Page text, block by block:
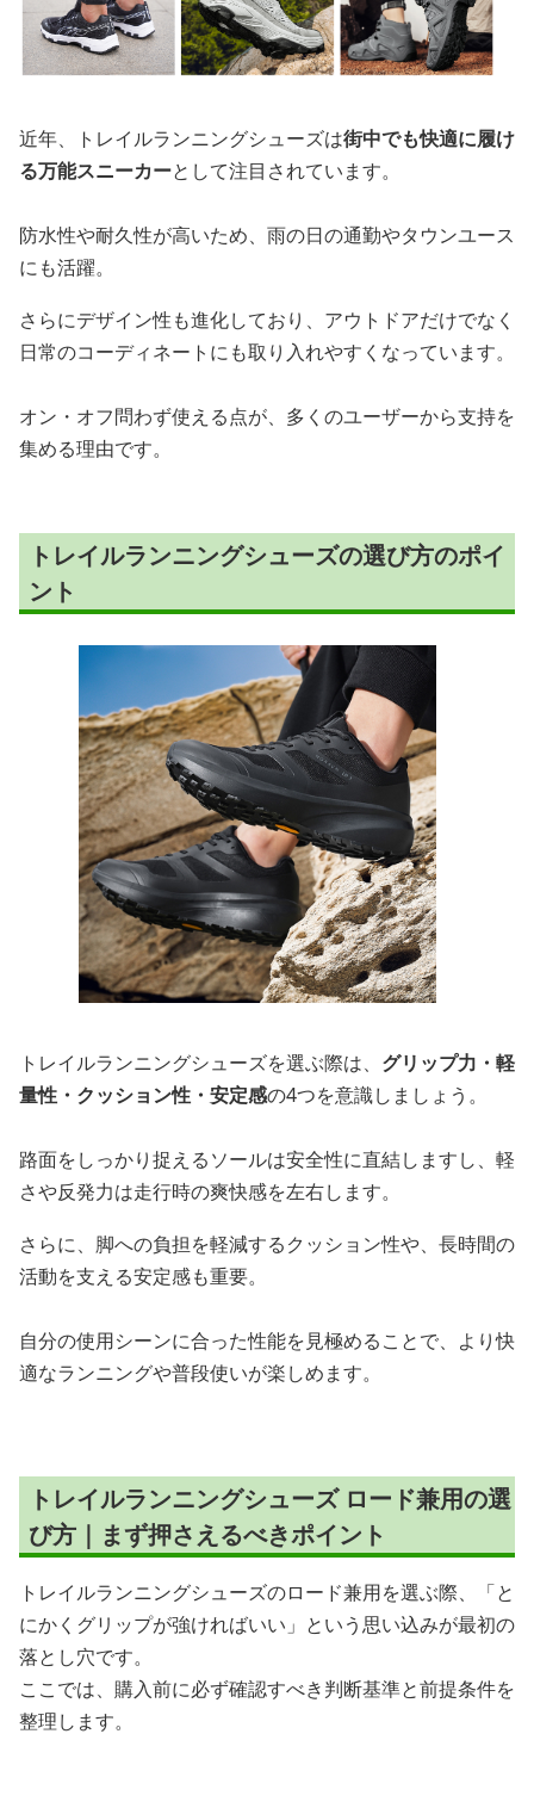
近年、トレイルランニングシューズは街中でも快適に履け
る万能スニーカーとして注目されています。
防水性や耐久性が高いため、雨の日の通勤やタウンユース
にも活躍。
さらにデザイン性も進化しており、アウトドアだけでなく
日常のコーディネートにも取り入れやすくなっています。
オン・オフ問わず使える点が、多くのユーザーから支持を
集める理由です。
トレイルランニングシューズの選び方のポイ
ント
トレイルランニングシューズを選ぶ際は、 グリップ力・軽
量性・クッション性・安定感の4つを意識しましょう。
路面をしっかり捉えるソールは安全性に直結しますし、軽
さや反発力は走行時の爽快感を左右します。
さらに、脚への負担を軽減するクッション性や、長時間の
活動を支える安定感も重要。
自分の使用シーンに合った性能を見極めることで、より快
適なランニングや普段使いが楽しめます。
トレイルランニングシューズ ロード兼用の選
び方｜まず押さえるべきポイント
トレイルランニングシューズのロード兼用を選ぶ際、「と
にかくグリップが強ければいい」という思い込みが最初の
落とし穴です。
ここでは、購入前に必ず確認すべき判断基準と前提条件を
整理します。